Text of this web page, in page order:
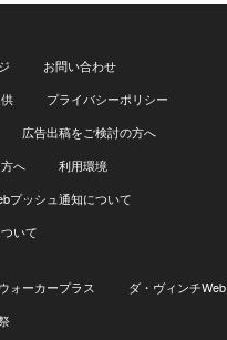
お問い合わせ
プライバシーポリシー
広告出稿をご検討の方へ
へ
利用環境
プッシュ通知について
いて
ウォーカープラス
ダ・ヴィンチWeb